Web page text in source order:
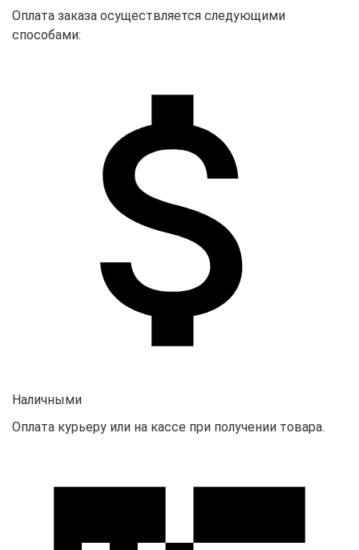
Оплата заказа осуществляется следующими
способами:
Наличными
Оплата курьеру или на кассе при получении товара.